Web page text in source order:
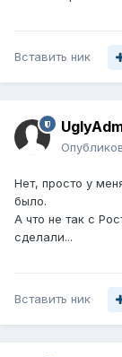
Вставить ник
Нет, просто у
было.
А что не так с
сделали...
Вставить ник